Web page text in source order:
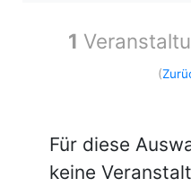
1
(
Für diese
keine